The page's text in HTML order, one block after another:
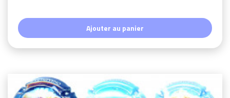
Ajouter au panier